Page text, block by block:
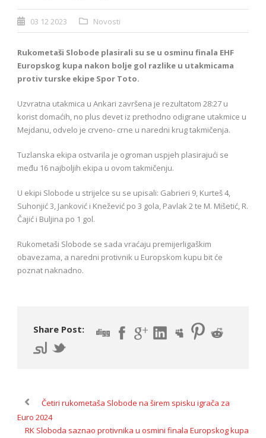
03 12 2023 Novosti
Rukometaši Slobode plasirali su se u osminu finala EHF
Europskog kupa nakon bolje gol razlike u utakmicama
protiv turske ekipe Spor Toto.
Uzvratna utakmica u Ankari završena je rezultatom 28:27 u
korist domaćih, no plus devet iz prethodno odigrane utakmice u
Mejdanu, odvelo je crveno- crne u naredni krug takmičenja.
Tuzlanska ekipa ostvarila je ogroman uspjeh plasirajući se
među 16 najboljih ekipa u ovom takmičenju.
U ekipi Slobode u strijelce su se upisali: Gabrieri 9, Kurteš 4,
Suhonjić 3, Janković i Knežević po 3 gola, Pavlak 2 te M. Mišetić, R.
Čajić i Buljina po 1 gol.
Rukometaši Slobode se sada vraćaju premijerligaškim
obavezama, a naredni protivnik u Europskom kupu bit će
poznat naknadno.
Share Post:
Četiri rukometaša Slobode na širem spisku igrača za
Euro 2024
RK Sloboda saznao protivnika u osmini finala Europskog kupa